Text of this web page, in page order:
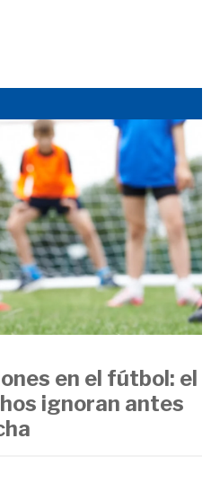
en el fútbol: el
ignoran antes